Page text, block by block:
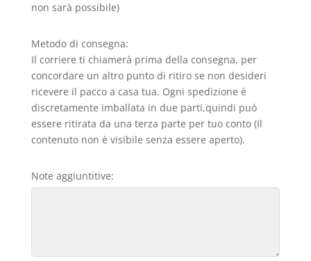
non sarà possibile)
Metodo di consegna:
Il corriere ti chiamerà prima della consegna, per
concordare un altro punto di ritiro se non desideri
ricevere il pacco a casa tua. Ogni spedizione è
discretamente imballata in due parti,quindi può
essere ritirata da una terza parte per tuo conto (Il
contenuto non è visibile senza essere aperto).
Note aggiuntitive: